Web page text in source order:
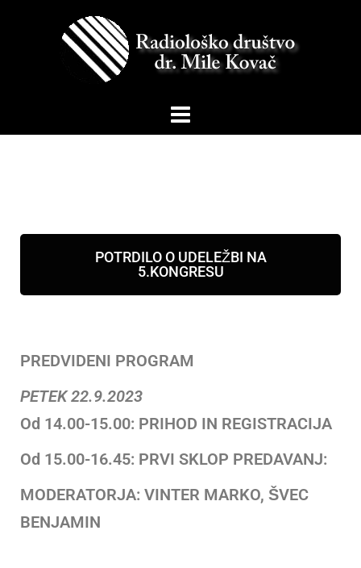
POTRDILO O UDELEŽBI NA
5.KONGRESU
PREDVIDENI PROGRAM
PETEK 22.9.2023
Od 14.00-15.00: PRIHOD IN REGISTRACIJA
Od 15.00-16.45: PRVI SKLOP PREDAVANJ:
MODERATORJA: VINTER MARKO, ŠVEC
BENJAMIN